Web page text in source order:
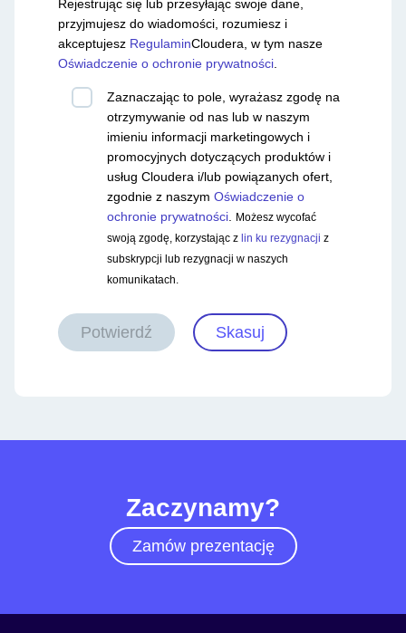
Rejestrując się lub przesyłając swoje dane,
przyjmujesz do wiadomości, rozumiesz i
akceptujesz RegulaminCloudera, w tym nasze
Oświadczenie o ochronie prywatności.
Zaznaczając to pole, wyrażasz zgodę na
otrzymywanie od nas lub w naszym
imieniu informacji marketingowych i
promocyjnych dotyczących produktów i
usług Cloudera i/lub powiązanych ofert,
zgodnie z naszym Oświadczenie o
ochronie prywatności. Możesz wycofać
swoją zgodę, korzystając z lin ku rezygnacji z
subskrypcji lub rezygnacji w naszych
komunikatach.
Potwierdź Skasuj
Zaczynamy?
Zamów prezentację